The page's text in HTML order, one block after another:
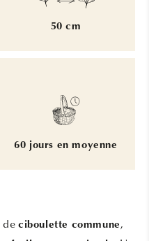
50 cm
60 jours en moyenne
deciboulette commune ,